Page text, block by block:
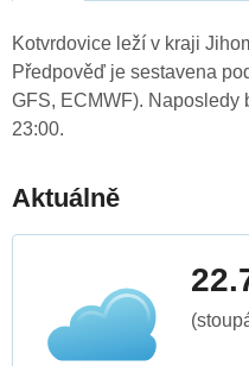
Kotvrdovice leží v kraji
Předpověď je sestavena
GFS, ECMWF). Naposledy
23:00.
Aktuálně